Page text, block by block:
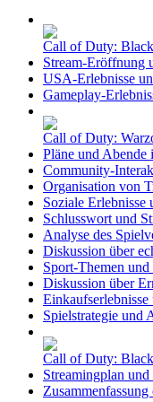
Call of Duty:
Stream-Eröffnung
USA-Erlebnisse
Gameplay-
Call of Duty:
Pläne und Abende
Community-
Organisation von
Soziale Erlebnisse
Schlusswort und
Analyse des
Diskussion über
Sport-Themen
Diskussion über
Spielstrategie und
Call of Duty:
Streamingplan